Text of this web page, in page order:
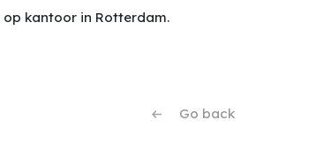
kantoor in Rotterdam.
Go back